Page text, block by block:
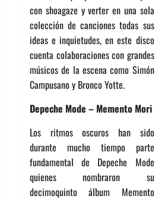
con shoagaze y verter en una sola
colección de canciones todas sus
ideas e inquietudes, en este disco
cuenta colaboraciones con grandes
músicos de la escena como Simón
Campusano y Bronco Yotte.
Depeche Mode – Memento Mori
Los ritmos oscuros han sido
durante mucho tiempo parte
fundamental de Depeche Mode
quienes nombraron su
decimoquinto álbum Memento